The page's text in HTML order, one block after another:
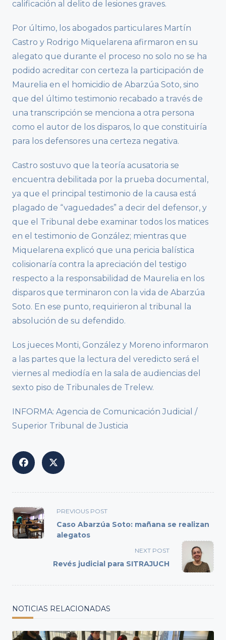
calificación al delito de lesiones graves.
Por último, los abogados particulares Martín
Castro y Rodrigo Miquelarena afirmaron en su
alegato que durante el proceso no solo no se ha
podido acreditar con certeza la participación de
Maurelia en el homicidio de Abarzúa Soto, sino
que del último testimonio recabado a través de
una transcripción se menciona a otra persona
como el autor de los disparos, lo que constituiría
para los defensores una certeza negativa.
Castro sostuvo que la teoría acusatoria se
encuentra debilitada por la prueba documental,
ya que el principal testimonio de la causa está
plagado de “vaguedades” a decir del defensor, y
que el Tribunal debe examinar todos los matices
en el testimonio de González; mientras que
Miquelarena explicó que una pericia balística
colisionaría contra la apreciación del testigo
respecto a la responsabilidad de Maurelia en los
disparos que terminaron con la vida de Abarzúa
Soto. En ese punto, requirieron al tribunal la
absolución de su defendido.
Los jueces Monti, González y Moreno informaron
a las partes que la lectura del veredicto será el
viernes al mediodía en la sala de audiencias del
sexto piso de Tribunales de Trelew.
INFORMA: Agencia de Comunicación Judicial /
Superior Tribunal de Justicia
<span
class="nav-
subtitle
text">Page</span>
PREVIOUS POST
Caso Abarzúa Soto: mañana se realizan
alegatos
NEXT POST
Revés judicial para SITRAJUCH
NOTICIAS RELACIONADAS